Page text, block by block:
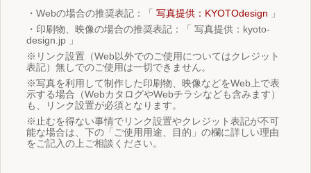
・Webの場合の推奨表記：「 写真提供：KYOTOdesign 」
・印刷物、映像の場合の推奨表記：「 写真提供：kyoto-
design.jp 」
※リンク設置（Web以外でのご使用についてはクレジット
表記）無しでのご使用は一切できません。
※写真を利用して制作した印刷物、映像などをWeb上で表
示する場合（WebカタログやWebチラシなども含みます）
も、リンク設置が必須となります。
※止むを得ない事情でリンク設置やクレジット表記が不可
能な場合は、下の「ご使用用途、目的」の欄に詳しい理由
をご記入の上ご相談ください。